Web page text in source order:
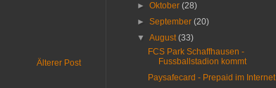
Älterer Post
►Oktober(28)
►September(20)
▼August(33)
FCS Park Schaffhausen -
Fussballstadion kommt
Paysafecard - Prepaid im Internet